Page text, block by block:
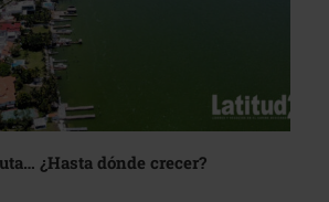
¿Hasta dónde crecer?